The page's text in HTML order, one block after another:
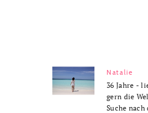
Natalie
36 Jahre -
gern die
Suche nach